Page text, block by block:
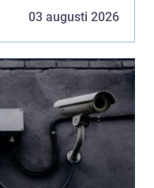
03 augusti 2026